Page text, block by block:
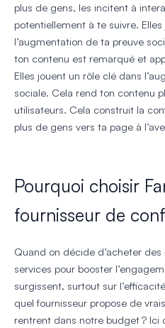
plus de gens, les incitent à
potentiellement à te suivre.
l’augmentation de ta preuve
ton contenu est remarqué et
Elles jouent un rôle clé dans
sociale. Cela rend ton contenu
utilisateurs. Cela construit la
plus de gens vers ta page à
Pourquoi choisir
fournisseur de
Quand on décide d’acheter
services pour booster
surgissent, surtout sur
quel fournisseur propose de
rentrent dans notre budget ? Ici